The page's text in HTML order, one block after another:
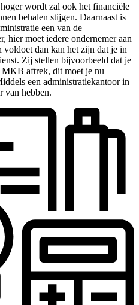
wordt zal ook het financiële
behalen stijgen. Daarnaast is
een van de
hier moet iedere ondernemer aan
voldoet dan kan het zijn dat je in
Zij stellen bijvoorbeeld dat je
MKB aftrek, dit moet je nu
een administratiekantoor in
van hebben.